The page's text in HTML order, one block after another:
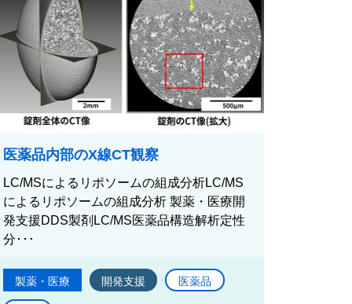
医薬品内部のX線CT観察
LC/MSによるリポソームの組成分析LC/MS
によるリポソームの組成分析 製薬・医療開
発支援DDS製剤LC/MS医薬品構造解析定性
分･･･
製薬・医療 開発支援 医薬品